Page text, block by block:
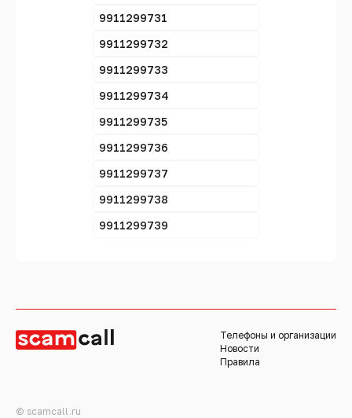
9911299731
9911299732
9911299733
9911299734
9911299735
9911299736
9911299737
9911299738
9911299739
Телефоны и организации
Новости
Правила
© scamcall.ru